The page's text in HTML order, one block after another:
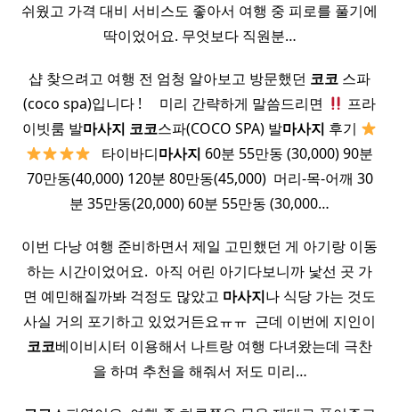
쉬웠고 가격 대비 서비스도 좋아서 여행 중 피로를 풀기에
딱이었어요. 무엇보다 직원분…
샵 찾으려고 여행 전 엄청 알아보고 방문했던 코코 스파
(coco spa)입니다 ! ​ ​ ​ ​ 미리 간략하게 말씀드리면
프라
이빗룸 발마사지 코코스파(COCO SPA) 발마사지 후기
​ ​ 타이바디마사지 60분 55만동 (30,000) 90분
70만동(40,000) 120분 80만동(45,000) ​ 머리-목-어깨 30
분 35만동(20,000) 60분 55만동 (30,000…
이번 다낭 여행 준비하면서 제일 고민했던 게 아기랑 이동
하는 시간이었어요. ​ 아직 어린 아기다보니까 낯선 곳 가
면 예민해질까봐 걱정도 많았고 마사지나 식당 가는 것도
사실 거의 포기하고 있었거든요ㅠㅠ ​ 근데 이번에 지인이
코코베이비시터 이용해서 나트랑 여행 다녀왔는데 극찬
을 하며 추천을 해줘서 저도 미리…